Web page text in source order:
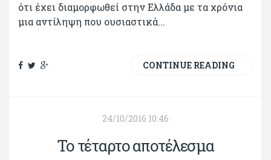
ότι έχει διαμορφωθεί στην Ελλάδα με τα χρόνια
μια αντίληψη που ουσιαστικά...
CONTINUE READING
24/10/2016 10:46
Το τέταρτο αποτέλεσμα